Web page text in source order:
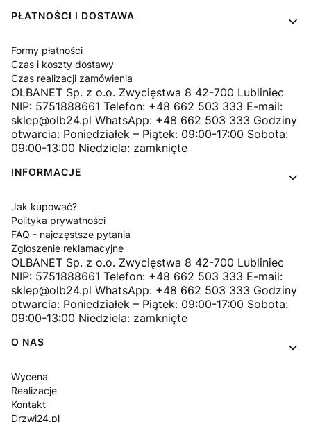
PŁATNOŚCI I DOSTAWA
Formy płatności
Czas i koszty dostawy
Czas realizacji zamówienia
OLBANET Sp. z o.o. Zwycięstwa 8 42-700 Lubliniec
NIP: 5751888661 Telefon: +48 662 503 333 E-mail:
sklep@olb24.pl WhatsApp: +48 662 503 333 Godziny
otwarcia: Poniedziałek – Piątek: 09:00-17:00 Sobota:
09:00-13:00 Niedziela: zamknięte
INFORMACJE
Jak kupować?
Polityka prywatności
FAQ - najczęstsze pytania
Zgłoszenie reklamacyjne
OLBANET Sp. z o.o. Zwycięstwa 8 42-700 Lubliniec
NIP: 5751888661 Telefon: +48 662 503 333 E-mail:
sklep@olb24.pl WhatsApp: +48 662 503 333 Godziny
otwarcia: Poniedziałek – Piątek: 09:00-17:00 Sobota:
09:00-13:00 Niedziela: zamknięte
O NAS
Wycena
Realizacje
Kontakt
Drzwi24.pl